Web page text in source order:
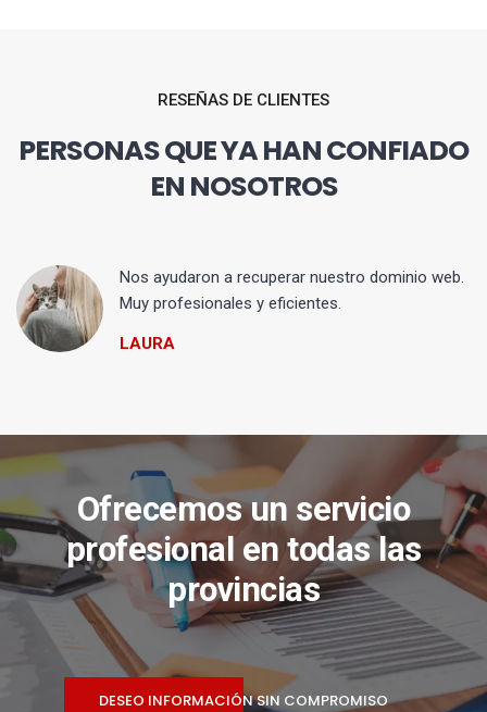
RESEÑAS DE CLIENTES
PERSONAS QUE YA HAN CONFIADO
EN NOSOTROS
Nos ayudaron a recuperar nuestro dominio web.
Muy profesionales y eficientes.
LAURA
Ofrecemos un servicio
profesional en todas las
provincias
DESEO INFORMACIÓN SIN COMPROMISO